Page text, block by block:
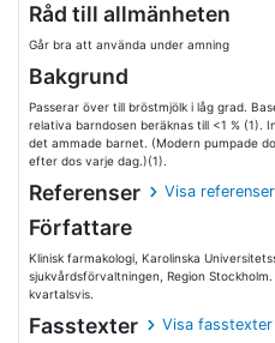
Råd till allmänheten
Går bra att använda under amning
Bakgrund
Passerar över till bröstmjölk i låg grad.
relativa barndosen beräknas till <1 % (1).
det ammade barnet. (Modern pumpade
efter dos varje dag.)(1).
Referenser Visa referenser
Författare
Klinisk farmakologi, Karolinska
sjukvårdsförvaltningen, Region
kvartalsvis.
Fasstexter Visa fasstexter